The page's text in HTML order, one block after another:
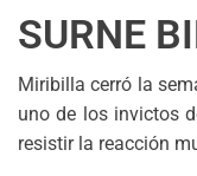
SURNE
Miribilla cerró la
uno de los invictos
resistir la reacción